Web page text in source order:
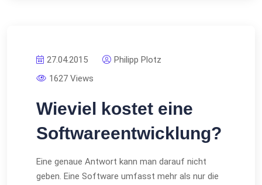
27.04.2015
Philipp Plotz
1627 Views
Wieviel kostet eine
Softwareentwicklung?
Eine genaue Antwort kann man darauf nicht
geben. Eine Software umfasst mehr als nur die